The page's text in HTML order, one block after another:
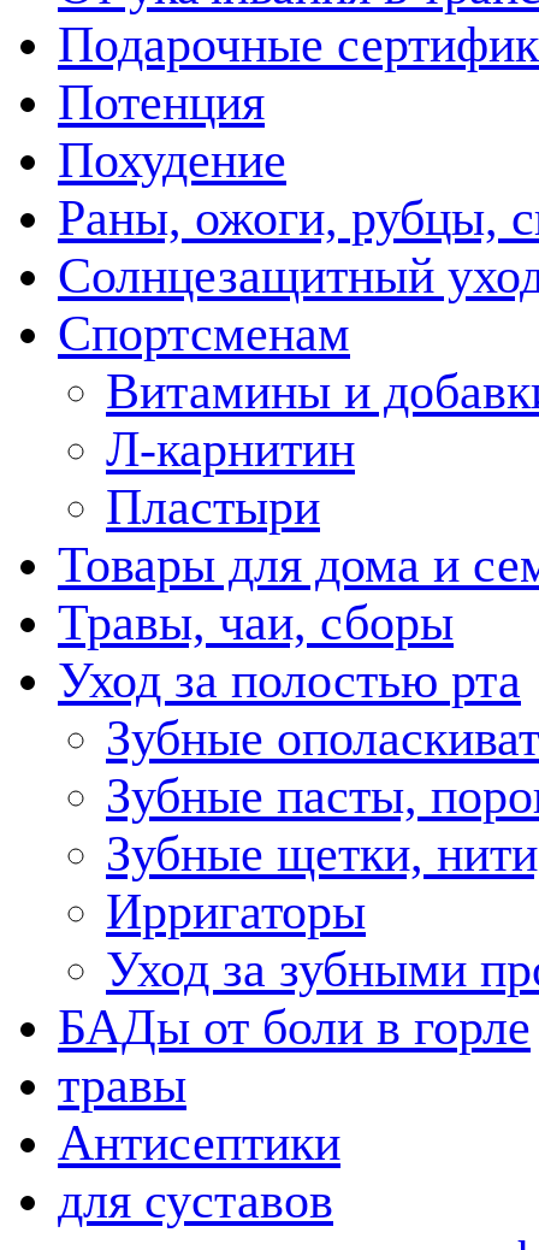
Подарочные
Потенция
Похудение
Раны, ожоги, рубцы,
Солнцезащитный
Спортсменам
Витамины и
Л-карнитин
Пластыри
Товары для дома и
Травы, чаи, сборы
Уход за полостью рта
Зубные
Зубные пасты,
Зубные щетки,
Ирригаторы
Уход за зубными
БАДы от боли в горле
травы
Антисептики
для суставов